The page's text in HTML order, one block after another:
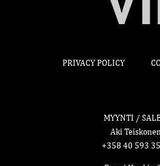
PRIVACY POLICY
MYYNTI /
Aki
+358 40 593